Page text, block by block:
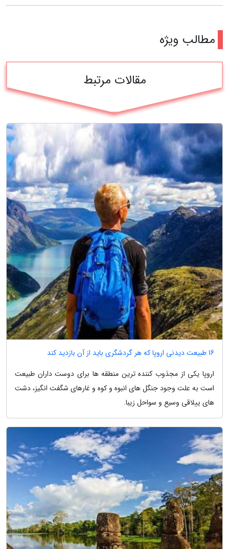
مطالب ویژه
مقالات مرتبط
16 طبیعت دیدنی اروپا که هر گردشگری باید از آن بازدید کند
اروپا یکی از مجذوب کننده ترین منطقه ها برای دوست داران طبیعت
است به علت وجود جنگل های انبوه و کوه و غارهای شگفت انگیز، دشت
های ییلاقی وسیع و سواحل زیبا.